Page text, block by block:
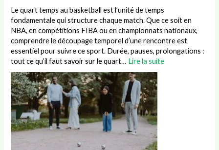
Le quart temps au basketball est l’unité de temps
fondamentale qui structure chaque match. Que ce soit en
NBA, en compétitions FIBA ou en championnats nationaux,
comprendre le découpage temporel d’une rencontre est
essentiel pour suivre ce sport. Durée, pauses, prolongations :
tout ce qu’il faut savoir sur le quart… Lire la suite